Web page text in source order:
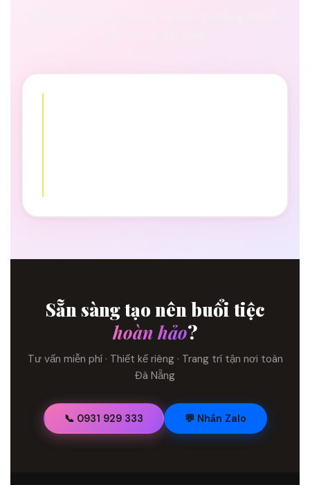
Sẵn sàng tạo nên buổi tiệc
hoàn hảo?
Tư vấn miễn phí · Thiết kế riêng · Trang trí tận nơi toàn
Đà Nẵng
📞 0931 929 333 💬 Nhắn Zalo